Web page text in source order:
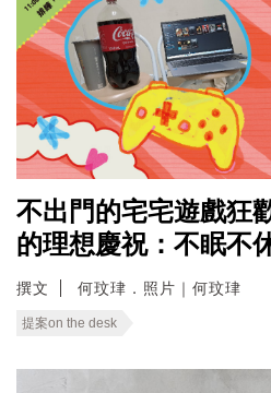
不出門的宅宅遊戲
的理想慶祝：不眠不
撰文 何玟珒．照片｜何玟珒
提案on the desk